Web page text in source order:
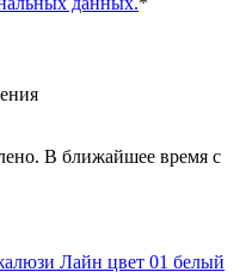
В ближайшее время с